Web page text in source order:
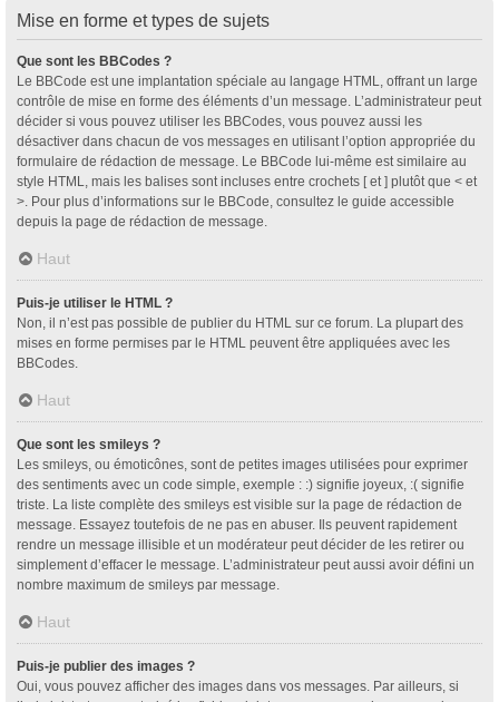
Mise en forme et types de sujets
Que sont les BBCodes ?
Le BBCode est une implantation spéciale au langage HTML, offrant un large
contrôle de mise en forme des éléments d’un message. L’administrateur peut
décider si vous pouvez utiliser les BBCodes, vous pouvez aussi les
désactiver dans chacun de vos messages en utilisant l’option appropriée du
formulaire de rédaction de message. Le BBCode lui-même est similaire au
style HTML, mais les balises sont incluses entre crochets [ et ] plutôt que < et
>. Pour plus d’informations sur le BBCode, consultez le guide accessible
depuis la page de rédaction de message.
Haut
Puis-je utiliser le HTML ?
Non, il n’est pas possible de publier du HTML sur ce forum. La plupart des
mises en forme permises par le HTML peuvent être appliquées avec les
BBCodes.
Haut
Que sont les smileys ?
Les smileys, ou émoticônes, sont de petites images utilisées pour exprimer
des sentiments avec un code simple, exemple : :) signifie joyeux, :( signifie
triste. La liste complète des smileys est visible sur la page de rédaction de
message. Essayez toutefois de ne pas en abuser. Ils peuvent rapidement
rendre un message illisible et un modérateur peut décider de les retirer ou
simplement d’effacer le message. L’administrateur peut aussi avoir défini un
nombre maximum de smileys par message.
Haut
Puis-je publier des images ?
Oui, vous pouvez afficher des images dans vos messages. Par ailleurs, si